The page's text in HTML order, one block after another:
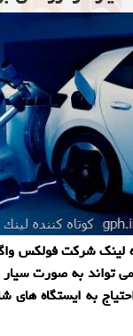
لینک شرکت فولکس
تواند به صورت
به ایستگاه های